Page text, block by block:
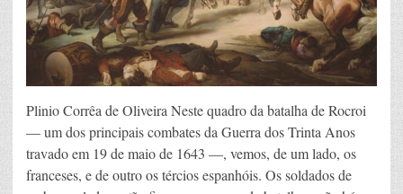
Plinio Corrêa de Oliveira Neste quadro da batalha de Rocroi
— um dos principais combates da Guerra dos Trinta Anos
travado em 19 de maio de 1643 —, vemos, de um lado, os
franceses, e de outro os tércios espanhóis. Os soldados de